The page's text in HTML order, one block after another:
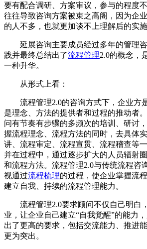
要有配合调研、方案审议，参与的程度
往往导致咨询方案被束之高阁，因为企
的人不多，也就更加谈不上理解后的实施
延展咨询主要成员经过多年的管理
践并最终总结出了流程管理2.0的概念，
一种升华。
从形式上看：
流程管理2.0的咨询方式下，企业方
是理念、方法的提供者和过程的推动者
问有节奏有步骤的多频次的培训、研讨
握流程理念、流程方法的同时，去具体
讲、流程审定、流程宣贯、流程稽查等
并在过程中，通过逐步扩大的人员辐射
和流程方法。流程管理2.0与传统流程咨
视通过流程梳理的过程，使企业掌握流
建立自我、持续的流程管理能力。
流程管理2.0要求顾问不仅自己明白
业，让企业自己建立“自我觉醒”的能力
出了更高的要求，包括交流能力、推进
更为突出。